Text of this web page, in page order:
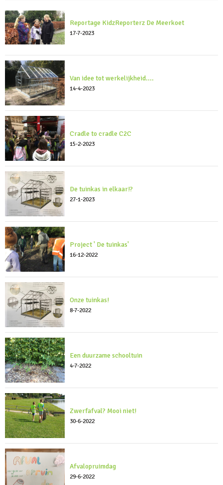
Reportage KidzReporterz De Meerkoet
17-7-2023
Van idee tot werkelijkheid....
14-4-2023
Cradle to cradle C2C
15-2-2023
De tuinkas in elkaar!?
27-1-2023
Project ' De tuinkas'
16-12-2022
Onze tuinkas!
8-7-2022
Een duurzame schooltuin
4-7-2022
Zwerfafval? Mooi niet!
30-6-2022
Afvalopruimdag
29-6-2022